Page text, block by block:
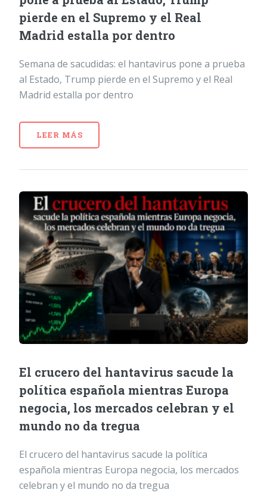
pierde en el Supremo y el Real
Madrid estalla por dentro
Semana de sacudidas: el hantavirus pone a prueba
al Estado, Trump pierde en el Supremo y el Real
Madrid estalla por dentro
LEER MÁS
El crucero del hantavirus sacude la
política española mientras Europa
negocia, los mercados celebran y el
mundo no da tregua
El crucero del hantavirus sacude la política
española mientras Europa negocia, los mercados
celebran y el mundo no da tregua